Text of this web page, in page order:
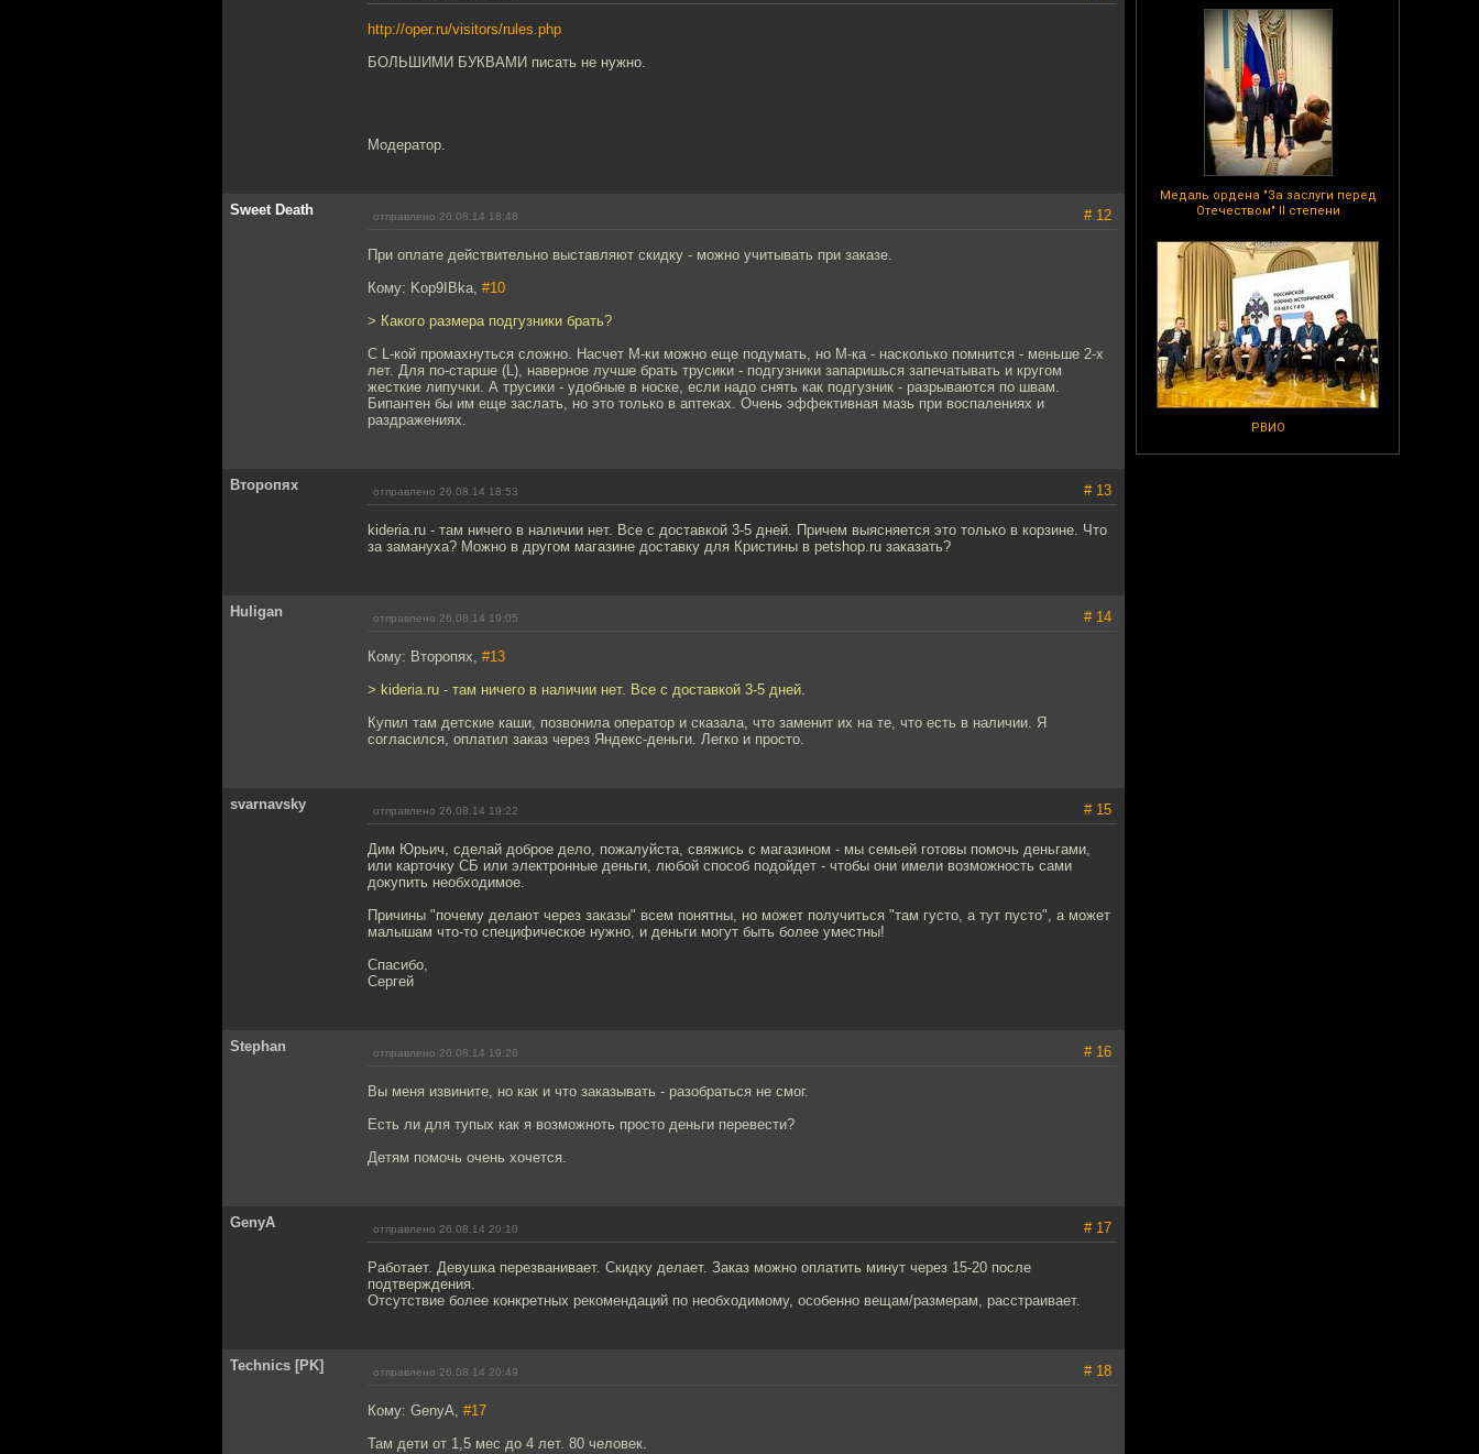
Медаль ордена "За заслуги перед
Отечеством" II степени
РВИО
http://oper.ru/visitors/rules.php
БОЛЬШИМИ БУКВАМИ писать не нужно.
Модератор.
Sweet Death отправлено 26.08.14 18:48 # 12
При оплате действительно выставляют скидку - можно учитывать при заказе.
Кому: Kop9IBka, #10
> Какого размера подгузники брать?
С L-кой промахнуться сложно. Насчет M-ки можно еще подумать, но M-ка - насколько помнится - меньше 2-х
лет. Для по-старше (L), наверное лучше брать трусики - подгузники запаришься запечатывать и кругом
жесткие липучки. А трусики - удобные в носке, если надо снять как подгузник - разрываются по швам.
Бипантен бы им еще заслать, но это только в аптеках. Очень эффективная мазь при воспалениях и
раздражениях.
Второпях отправлено 26.08.14 18:53 # 13
kideria.ru - там ничего в наличии нет. Все с доставкой 3-5 дней. Причем выясняется это только в корзине. Что
за замануха? Можно в другом магазине доставку для Кристины в petshop.ru заказать?
Huligan отправлено 26.08.14 19:05 # 14
Кому: Второпях, #13
> kideria.ru - там ничего в наличии нет. Все с доставкой 3-5 дней.
Купил там детские каши, позвонила оператор и сказала, что заменит их на те, что есть в наличии. Я
согласился, оплатил заказ через Яндекс-деньги. Легко и просто.
svarnavsky отправлено 26.08.14 19:22 # 15
Дим Юрьич, сделай доброе дело, пожалуйста, свяжись с магазином - мы семьей готовы помочь деньгами,
или карточку СБ или электронные деньги, любой способ подойдет - чтобы они имели возможность сами
докупить необходимое.
Причины "почему делают через заказы" всем понятны, но может получиться "там густо, а тут пусто", а может
малышам что-то специфическое нужно, и деньги могут быть более уместны!
Спасибо,
Сергей
Stephan отправлено 26.08.14 19:26 # 16
Вы меня извините, но как и что заказывать - разобраться не смог.
Есть ли для тупых как я возможноть просто деньги перевести?
Детям помочь очень хочется.
GenyA отправлено 26.08.14 20:10 # 17
Работает. Девушка перезванивает. Скидку делает. Заказ можно оплатить минут через 15-20 после
подтверждения.
Отсутствие более конкретных рекомендаций по необходимому, особенно вещам/размерам, расстраивает.
Technics [PK] отправлено 26.08.14 20:49 # 18
Кому: GenyA, #17
Там дети от 1,5 мес до 4 лет. 80 человек.